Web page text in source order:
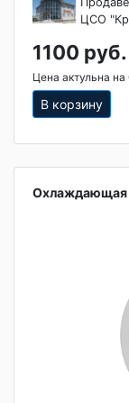
ЦСО
1100 руб.
Цена актульна
В корзину
Охлаждающая